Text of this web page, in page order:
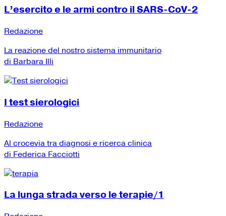
L’esercito e le armi contro il SARS-CoV-2
Redazione
La reazione del nostro sistema immunitario
di Barbara Illi
I test sierologici
Redazione
Al crocevia tra diagnosi e ricerca clinica
di Federica Facciotti
La lunga strada verso le terapie/1